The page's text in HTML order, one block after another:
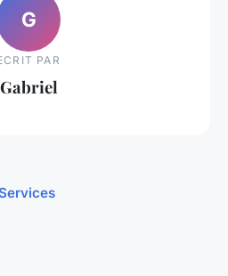
G
PAR
Gabriel